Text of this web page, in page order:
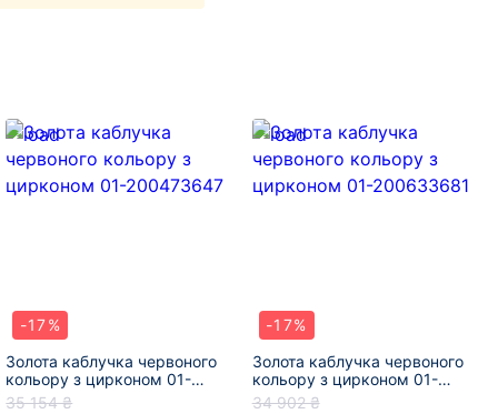
-17%
Золота каблучка червоного
кольору з цирконом 01-
200473647
35 154 ₴
-17%
Золота каблучка червоного
кольору з цирконом 01-
200633681
34 902 ₴